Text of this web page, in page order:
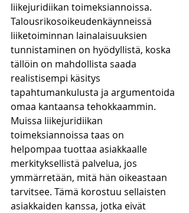
liikejuridiikan toimeksiannoissa.
Talousrikosoikeudenkäynneissä
liiketoiminnan lainalaisuuksien
tunnistaminen on hyödyllistä, koska
tällöin on mahdollista saada
realistisempi käsitys
tapahtumankulusta ja argumentoida
omaa kantaansa tehokkaammin.
Muissa liikejuridiikan
toimeksiannoissa taas on
helpompaa tuottaa asiakkaalle
merkityksellistä palvelua, jos
ymmärretään, mitä hän oikeastaan
tarvitsee. Tämä korostuu sellaisten
asiakkaiden kanssa, jotka eivät